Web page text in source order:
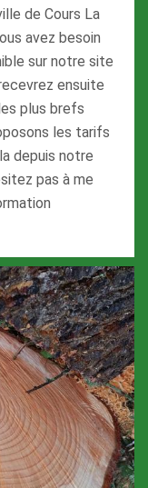
de Cours La
avez besoin
sur notre site
ensuite
plus brefs
les tarifs
depuis notre
pas à me